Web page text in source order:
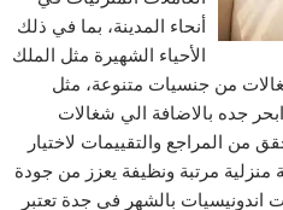
أنحاء المدينة، بما في ذلك
الأحياء الشهيرة مثل الملك
من جنسيات متنوعة، مثل
جده بالاضافة الي شغالات
من المراجع والتقييمات لاختيار
منزلية مرتبة ونظيفة يعزز من جودة
اندونيسيات بالشهر في جدة تعتبر